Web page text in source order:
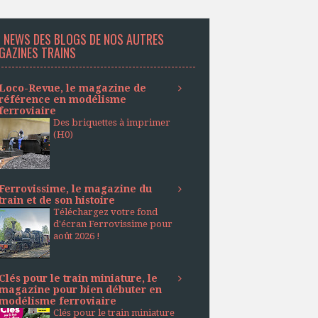
NEWS DES BLOGS DE NOS AUTRES
TRAINS
Revue, le magazine de
en modélisme
Des briquettes à imprimer
(H0)
le magazine du
et de son histoire
Téléchargez votre fond
d'écran Ferrovissime pour
août 2026 !
Clés pour le train miniature, le
pour bien débuter en
ferroviaire
Clés pour le train miniature